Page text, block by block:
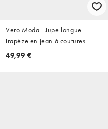
Vero Moda - Jupe longue
trapèze en jean à coutures
apparentes - Bleu moyen
49,99 €